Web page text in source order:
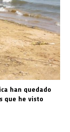
han quedado
que he visto